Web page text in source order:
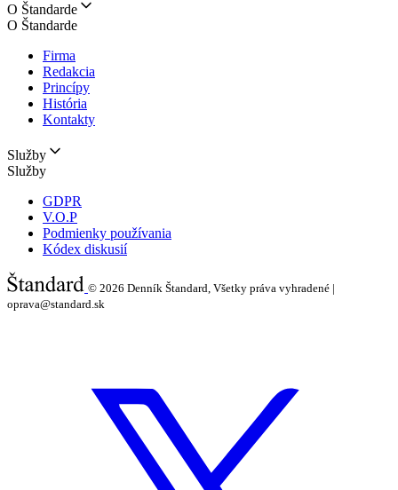
O Štandarde
O Štandarde
Firma
Redakcia
Princípy
História
Kontakty
Služby
Služby
GDPR
V.O.P
Podmienky používania
Kódex diskusií
© 2026 Denník Štandard, Všetky práva vyhradené |
oprava@standard.sk